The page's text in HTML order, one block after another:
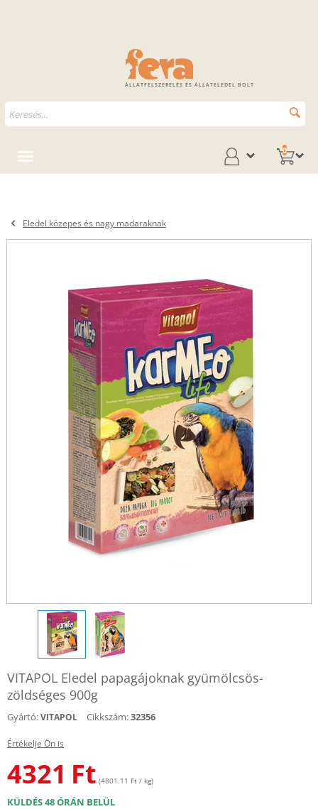
ÁLLATFELSZERELÉS ÉS ÁLLATELEDEL BOLT
0
Eledel közepes és nagy madaraknak
VITAPOL Eledel papagájoknak gyümölcsös-
zöldséges 900g
Gyártó:VITAPOL Cikkszám:32356
Értékelje Ön is
4321 Ft (4801.11 Ft / kg)
KÜLDÉS 48 ÓRÁN BELÜL